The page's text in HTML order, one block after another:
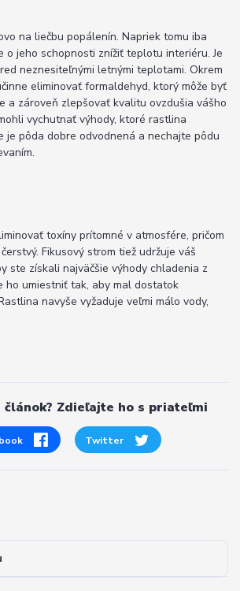
na liečbu popálenín. Napriek tomu iba
o jeho schopnosti znížiť teplotu interiéru. Je
neznesiteľnými letnými teplotami. Okrem
eliminovať formaldehyd, ktorý môže byť
a zároveň zlepšovať kvalitu ovzdušia vášho
vychutnať výhody, ktoré rastlina
je pôda dobre odvodnená a nechajte pôdu
toxíny prítomné v atmosfére, pričom
Fikusový strom tiež udržuje váš
ste získali najväčšie výhody chladenia z
ho umiestniť tak, aby mal dostatok
navyše vyžaduje veľmi málo vody,
článok? Zdieľajte ho s priateľmi
Twitter